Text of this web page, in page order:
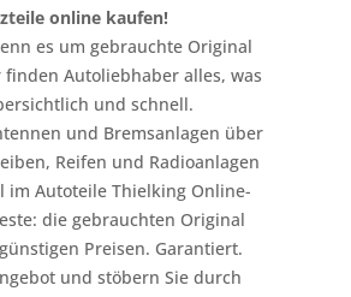
online kaufen!
es um gebrauchte Original
Autoliebhaber alles, was
und schnell.
und Bremsanlagen über
Reifen und Radioanlagen
im Autoteile Thielking Online-
die gebrauchten Original
Preisen. Garantiert.
und stöbern Sie durch